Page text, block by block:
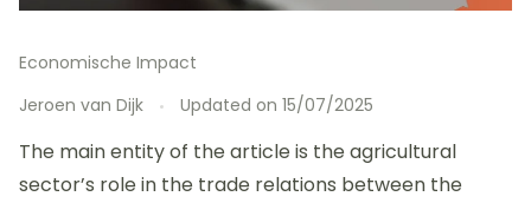
Economische Impact
Jeroen van Dijk
Updated on 15/07/2025
The main entity of the article is the agricultural
sector’s role in the trade relations between the